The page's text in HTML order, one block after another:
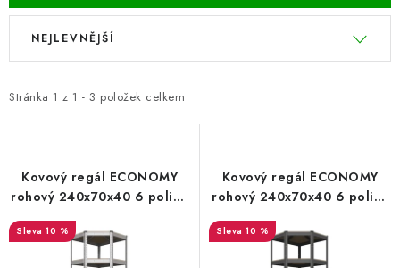
HODNOCENÍ OBCHODU
ČASTO KLADENÉ DOTAZY
B2B - VELKOOBCHOD
KONTAKTY
BLOG
V
i
o
d
u
Stránka 1 z 1 - 3 položek celkem
Ř
e
r
o
d
NEJLEVNĚJŠÍ
Kovový regál ECONOMY
rohový 240x70x40 6 police
- pozinkovaný
10 %
Kovový regál ECONOMY
rohový 240x70x40 6 polic -
10 %